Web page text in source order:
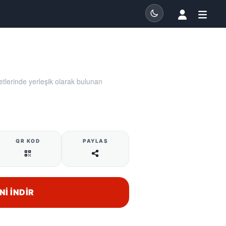
yerleşik olarak bulunan
QR KOD PAYLAŞ
İNDIR